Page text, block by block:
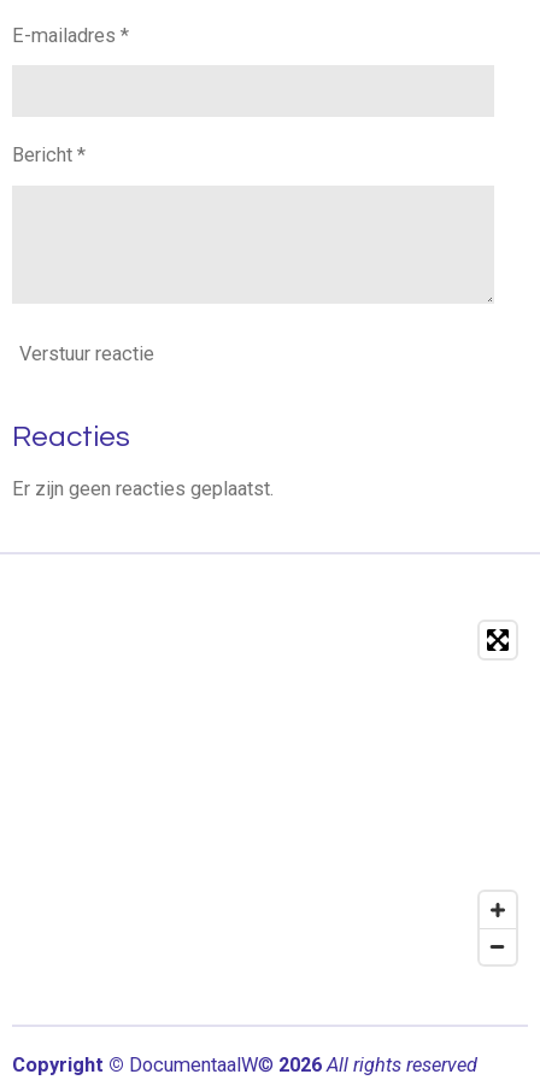
E-mailadres *
Bericht *
Verstuur reactie
Reacties
Er zijn geen reacties geplaatst.
Copyright © Documentaal W© 2026All rights reserved